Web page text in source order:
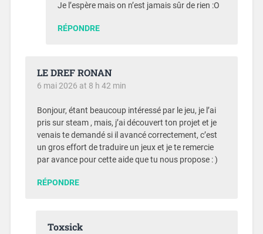
Je l’espère mais on n’est jamais sûr de rien :O
RÉPONDRE
LE DREF RONAN
6 mai 2026 at 8 h 42 min
Bonjour, étant beaucoup intéressé par le jeu, je l’ai
pris sur steam , mais, j’ai découvert ton projet et je
venais te demandé si il avancé correctement, c’est
un gros effort de traduire un jeux et je te remercie
par avance pour cette aide que tu nous propose : )
RÉPONDRE
Toxsick